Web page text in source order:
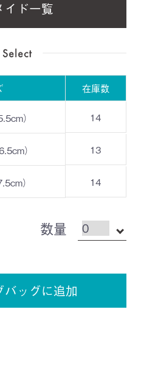
イド一覧
在庫数
） 14
） 13
） 14
数量
バッグに追加